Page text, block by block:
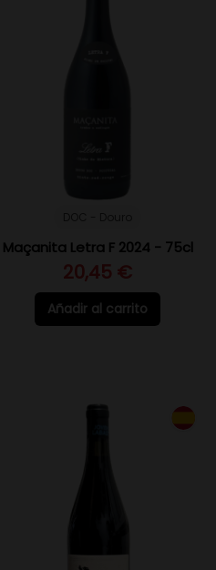
Maçanita Letra F 2024 - 75cl
20,45 €
Añadir al carrito